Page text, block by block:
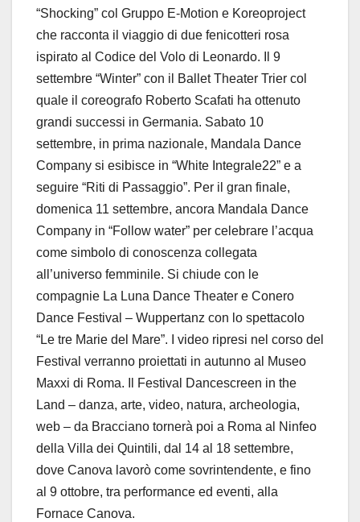
“Shocking” col Gruppo E-Motion e Koreoproject
che racconta il viaggio di due fenicotteri rosa
ispirato al Codice del Volo di Leonardo. Il 9
settembre “Winter” con il Ballet Theater Trier col
quale il coreografo Roberto Scafati ha ottenuto
grandi successi in Germania. Sabato 10
settembre, in prima nazionale, Mandala Dance
Company si esibisce in “White Integrale22” e a
seguire “Riti di Passaggio”. Per il gran finale,
domenica 11 settembre, ancora Mandala Dance
Company in “Follow water” per celebrare l’acqua
come simbolo di conoscenza collegata
all’universo femminile. Si chiude con le
compagnie La Luna Dance Theater e Conero
Dance Festival – Wuppertanz con lo spettacolo
“Le tre Marie del Mare”. I video ripresi nel corso del
Festival verranno proiettati in autunno al Museo
Maxxi di Roma. Il Festival Dancescreen in the
Land – danza, arte, video, natura, archeologia,
web – da Bracciano tornerà poi a Roma al Ninfeo
della Villa dei Quintili, dal 14 al 18 settembre,
dove Canova lavorò come sovrintendente, e fino
al 9 ottobre, tra performance ed eventi, alla
Fornace Canova.